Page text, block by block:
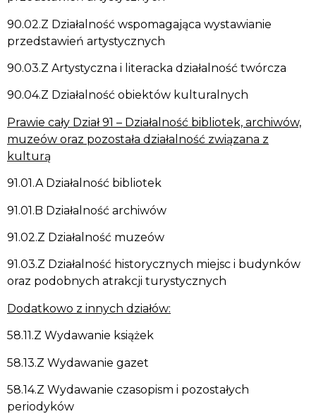
90.02.Z Działalność wspomagająca wystawianie
przedstawień artystycznych
90.03.Z Artystyczna i literacka działalność twórcza
90.04.Z Działalność obiektów kulturalnych
Prawie cały Dział 91 – Działalność bibliotek, archiwów,
muzeów oraz pozostała działalność związana z
kulturą
91.01.A Działalność bibliotek
91.01.B Działalność archiwów
91.02.Z Działalność muzeów
91.03.Z Działalność historycznych miejsc i budynków
oraz podobnych atrakcji turystycznych
Dodatkowo z innych działów:
58.11.Z Wydawanie książek
58.13.Z Wydawanie gazet
58.14.Z Wydawanie czasopism i pozostałych
periodyków